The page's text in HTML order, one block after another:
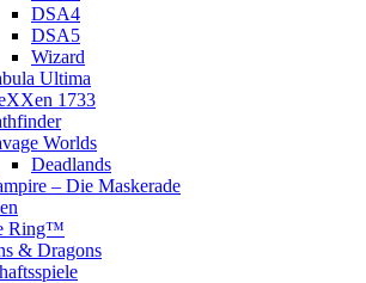
DSA4
DSA5
Wizard
Ultima
1733
Worlds
Deadlands
– Die Maskerade
Ring™
& Dragons